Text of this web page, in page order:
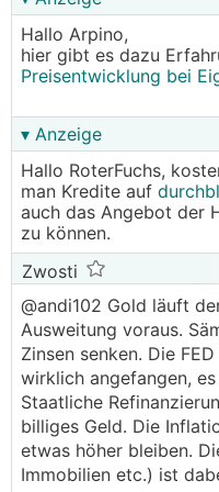
Staaten mit
Eines kann man aber
Ausweitung der
wegen den
z.B. Hr. Badelt, den
und der immer
auch benennt.
Ich kenne die
fertig, 10 Jahre kein
Partygesellschaft der
und es wird mir
man bei 2.000 Rate
Zeiten hat, wenn
Schaut euch das
105,1 Milliarden Euro
Milliarden Ausgaben
Pro Einwohner ein
Hallo Arpino,
hier gibt es dazu
Preisentwicklung bei
▾ Anzeige
Hallo RoterFuchs,
man Kredite auf
auch das Angebot der
zu können.
Zwosti
@andi102 Gold läuft
Ausweitung voraus.
Zinsen senken. Die
wirklich angefangen,
Staatliche
billiges Geld. Die
etwas höher bleiben.
Immobilien etc.) ist